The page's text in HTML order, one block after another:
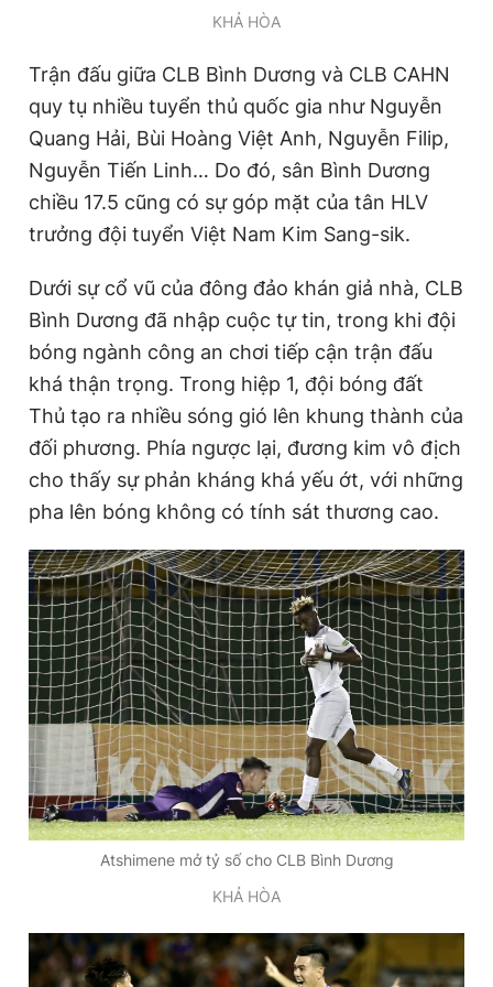
Giấy phép xuất bản số 110/GP - BTTTT cấp ngày 24.3.2020
bản. Phát triển bởi ePi Technologies, JSC.
KHẢ HÒA
Trận đấu giữa CLB Bình Dương và CLB CAHN
quy tụ nhiều tuyển thủ quốc gia như Nguyễn
Quang Hải, Bùi Hoàng Việt Anh, Nguyễn Filip,
Nguyễn Tiến Linh… Do đó, sân Bình Dương
chiều 17.5 cũng có sự góp mặt của tân HLV
trưởng đội tuyển Việt Nam Kim Sang-sik.
Dưới sự cổ vũ của đông đảo khán giả nhà, CLB
Bình Dương đã nhập cuộc tự tin, trong khi đội
bóng ngành công an chơi tiếp cận trận đấu
khá thận trọng. Trong hiệp 1, đội bóng đất
Thủ tạo ra nhiều sóng gió lên khung thành của
đối phương. Phía ngược lại, đương kim vô địch
cho thấy sự phản kháng khá yếu ớt, với những
pha lên bóng không có tính sát thương cao.
Atshimene mở tỷ số cho CLB Bình Dương
KHẢ HÒA